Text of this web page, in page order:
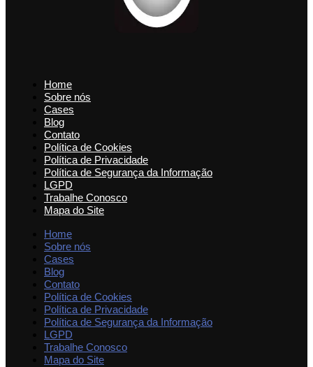
Home
Sobre nós
Cases
Blog
Contato
Política de Cookies
Política de Privacidade
Política de Segurança da Informação
LGPD
Trabalhe Conosco
Mapa do Site
Home
Sobre nós
Cases
Blog
Contato
Política de Cookies
Política de Privacidade
Política de Segurança da Informação
LGPD
Trabalhe Conosco
Mapa do Site